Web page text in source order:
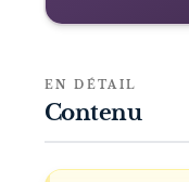
EN DÉTAIL
Contenu